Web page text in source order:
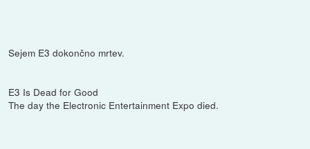
Sejem E3 dokončno mrtev.
E3 Is Dead for Good
The day the Electronic Entertainment Expo died.